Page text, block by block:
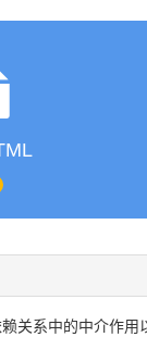
关系中的中介作